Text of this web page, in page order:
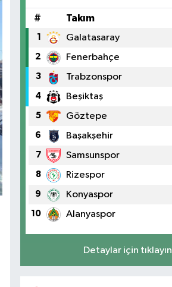
# Takım
1 Galatasaray
2 Fenerbahçe
3 Trabzonspor
4 Beşiktaş
5 Göztepe
6 Başakşehir
7 Samsunspor
8 Rizespor
9 Konyaspor
10 Alanyaspor
Detaylar için tıklayın